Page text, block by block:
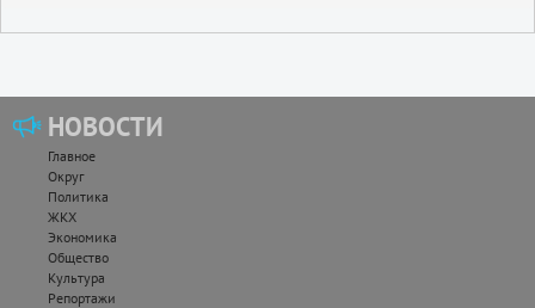
НОВОСТИ
Главное
Округ
Политика
ЖКХ
Экономика
Общество
Культура
Репортажи